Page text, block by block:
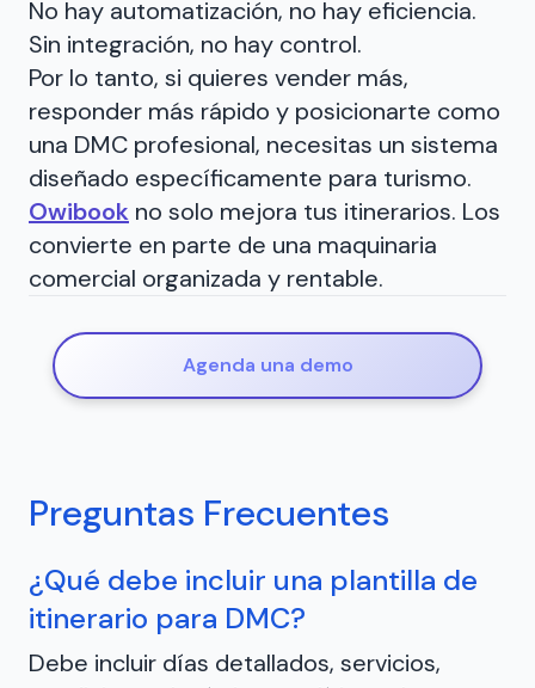
No hay automatización, no hay eficiencia.
Sin integración, no hay control.
Por lo tanto, si quieres vender más,
responder más rápido y posicionarte como
una DMC profesional, necesitas un sistema
diseñado específicamente para turismo.
Owibook no solo mejora tus itinerarios. Los
convierte en parte de una maquinaria
comercial organizada y rentable.
Agenda una demo
Preguntas Frecuentes
¿Qué debe incluir una plantilla de
itinerario para DMC?
Debe incluir días detallados, servicios,